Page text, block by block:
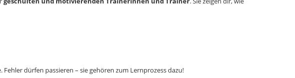
dürfen passieren – sie gehören zum Lernprozess dazu!